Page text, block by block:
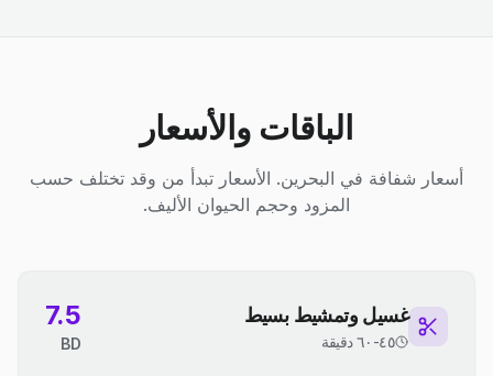
الباقات والأسعار
أسعار شفافة في البحرين. الأسعار تبدأ من وقد تختلف حسب
المزود وحجم الحيوان الأليف.
غسيل وتمشيط بسيط
٤٥-٦٠ دقيقة
7.5
BD